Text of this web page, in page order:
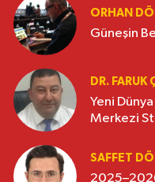
ORHAN
Güneşin
DR. FARUK
Yeni
Merkezi
SAFFET